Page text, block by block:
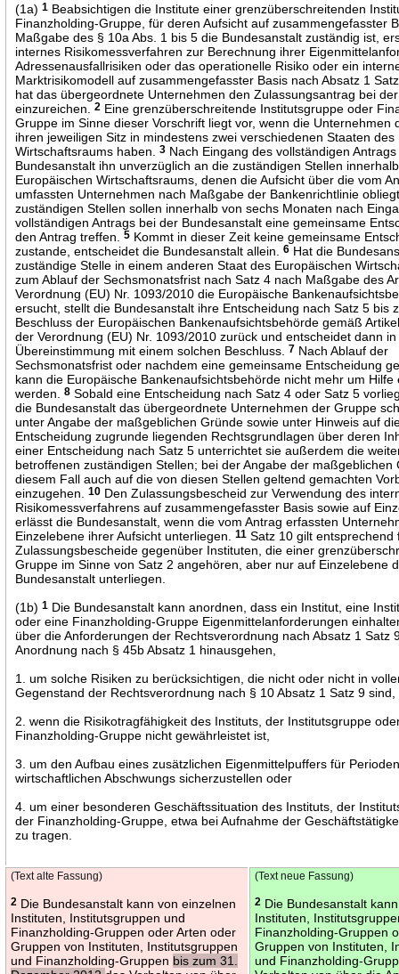
(1a)1 Beabsichtigen die Institute einer grenzüberschreitenden
Finanzholding-Gruppe, für deren Aufsicht auf zusammengefasster
Maßgabe des § 10a Abs. 1 bis 5 die Bundesanstalt zuständig ist,
internes Risikomessverfahren zur Berechnung ihrer
Adressenausfallrisiken oder das operationelle Risiko oder ein
Marktrisikomodell auf zusammengefasster Basis nach Absatz 1
hat das übergeordnete Unternehmen den Zulassungsantrag bei
einzureichen.2 Eine grenzüberschreitende Institutsgruppe oder
Gruppe im Sinne dieser Vorschrift liegt vor, wenn die Unternehmen
ihren jeweiligen Sitz in mindestens zwei verschiedenen Staaten
Wirtschaftsraums haben.3 Nach Eingang des vollständigen
Bundesanstalt ihn unverzüglich an die zuständigen Stellen
Europäischen Wirtschaftsraums, denen die Aufsicht über die vom
umfassten Unternehmen nach Maßgabe der Bankenrichtlinie
zuständigen Stellen sollen innerhalb von sechs Monaten nach
vollständigen Antrags bei der Bundesanstalt eine gemeinsame
den Antrag treffen.5 Kommt in dieser Zeit keine gemeinsame
zustande, entscheidet die Bundesanstalt allein.6 Hat die
zuständige Stelle in einem anderen Staat des Europäischen
zum Ablauf der Sechsmonatsfrist nach Satz 4 nach Maßgabe des
Verordnung (EU) Nr. 1093/2010 die Europäische
ersucht, stellt die Bundesanstalt ihre Entscheidung nach Satz 5 bis
Beschluss der Europäischen Bankenaufsichtsbehörde gemäß
der Verordnung (EU) Nr. 1093/2010 zurück und entscheidet dann in
Übereinstimmung mit einem solchen Beschluss.7 Nach Ablauf der
Sechsmonatsfrist oder nachdem eine gemeinsame Entscheidung
kann die Europäische Bankenaufsichtsbehörde nicht mehr um Hilfe
werden.8 Sobald eine Entscheidung nach Satz 4 oder Satz 5
die Bundesanstalt das übergeordnete Unternehmen der Gruppe
unter Angabe der maßgeblichen Gründe sowie unter Hinweis auf
Entscheidung zugrunde liegenden Rechtsgrundlagen über deren
einer Entscheidung nach Satz 5 unterrichtet sie außerdem die
betroffenen zuständigen Stellen; bei der Angabe der maßgeblichen
diesem Fall auch auf die von diesen Stellen geltend gemachten
einzugehen.10 Den Zulassungsbescheid zur Verwendung des
Risikomessverfahrens auf zusammengefasster Basis sowie auf
erlässt die Bundesanstalt, wenn die vom Antrag erfassten
Einzelebene ihrer Aufsicht unterliegen.11 Satz 10 gilt entsprechend
Zulassungsbescheide gegenüber Instituten, die einer
Gruppe im Sinne von Satz 2 angehören, aber nur auf Einzelebene
Bundesanstalt unterliegen.
(1b)1 Die Bundesanstalt kann anordnen, dass ein Institut, eine
oder eine Finanzholding-Gruppe Eigenmittelanforderungen
über die Anforderungen der Rechtsverordnung nach Absatz 1 Satz
Anordnung nach § 45b Absatz 1 hinausgehen,
1. um solche Risiken zu berücksichtigen, die nicht oder nicht in
Gegenstand der Rechtsverordnung nach § 10 Absatz 1 Satz 9 sind,
2. wenn die Risikotragfähigkeit des Instituts, der Institutsgruppe
Finanzholding-Gruppe nicht gewährleistet ist,
3. um den Aufbau eines zusätzlichen Eigenmittelpuffers für
wirtschaftlichen Abschwungs sicherzustellen oder
4. um einer besonderen Geschäftssituation des Instituts, der
der Finanzholding-Gruppe, etwa bei Aufnahme der
zu tragen.
(Text alte Fassung)
2 Die Bundesanstalt kann von einzelnen
Instituten, Institutsgruppen und
Finanzholding-Gruppen oder Arten oder
Gruppen von Instituten, Institutsgruppen
und Finanzholding-Gruppen bis zum 31.
(Text neue Fassung)
2 Die Bundesanstalt
Instituten,
Finanzholding-Gruppen
Gruppen von Instituten,
und Finanzholding-